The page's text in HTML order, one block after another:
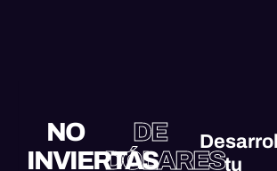
NO
INVIERTAS
DE
DÓLAREStu